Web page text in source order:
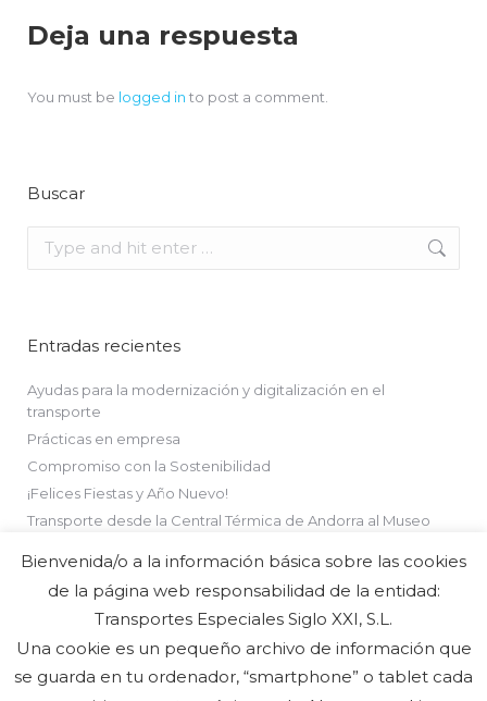
Deja una respuesta
You must be logged in to post a comment.
Buscar
Entradas recientes
Ayudas para la modernización y digitalización en el
transporte
Prácticas en empresa
Compromiso con la Sostenibilidad
¡Felices Fiestas y Año Nuevo!
Transporte desde la Central Térmica de Andorra al Museo
Comentarios recientes
Bienvenida/o a la información básica sobre las cookies
de la página web responsabilidad de la entidad:
Transportes Especiales Siglo XXI, S.L.
Una cookie es un pequeño archivo de información que
se guarda en tu ordenador, “smartphone” o tablet cada